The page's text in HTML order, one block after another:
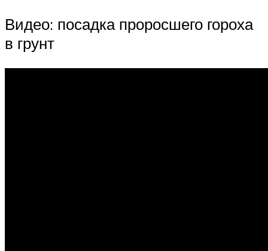
Видео: посадка проросшего гороха
в грунт